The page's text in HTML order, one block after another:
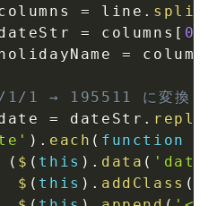
= line . split
= columns [ 0
= columns
1 → 195511 に変換
= dateStr .
) . each ( function
( $ ( this ) . data ( 'date'
$ ( this ) . addClass (